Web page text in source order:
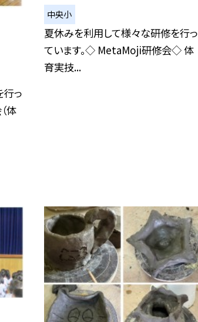
っ
体
中央小
夏休みを利用して様々な研修を行っ
ています。◇ MetaMoji研修会◇ 体
育実技...